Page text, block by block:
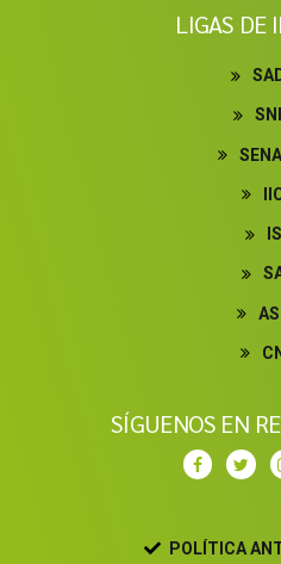
LIGAS DE
SÍGUENOS EN
POLÍTICA